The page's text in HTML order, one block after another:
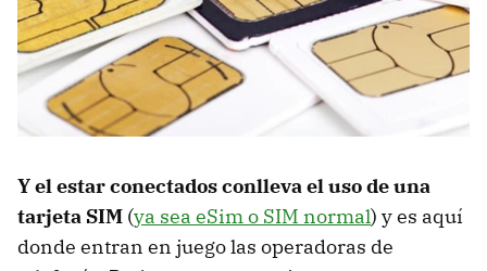
Y el estar conectados conlleva el uso de una
tarjeta SIM (ya sea eSim o SIM normal) y es aquí
donde entran en juego las operadoras de